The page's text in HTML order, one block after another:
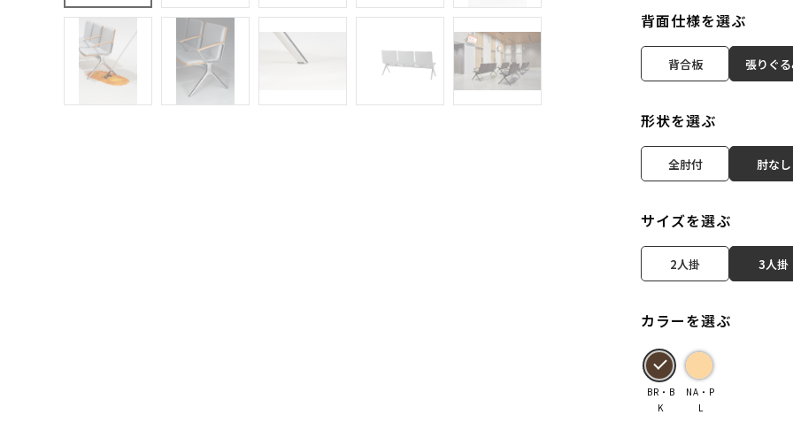
背面仕様を選ぶ
背合板 張りぐ
形状を選ぶ
全肘付 肘なし
サイズを選ぶ
2人掛 3人掛
カラーを選ぶ
BR・B
K
NA・P
L